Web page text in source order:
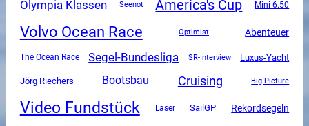
Olympia Klassen Seenot America's Cup Mini 6.50
Volvo Ocean Race Optimist Abenteuer
The Ocean Race Segel-Bundesliga SR-Interview Luxus-Yacht
Jörg Riechers Bootsbau Cruising Big Picture
Video Fundstück Laser SailGP Rekordsegeln